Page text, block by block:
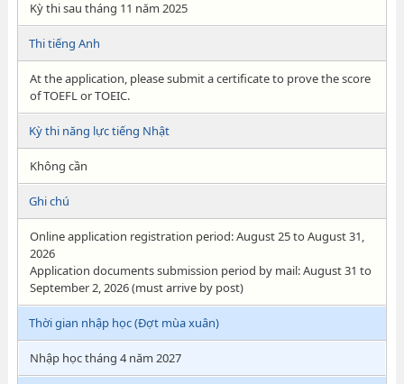
Kỳ thi sau tháng 11 năm 2025
Thi tiếng Anh
At the application, please submit a certificate to prove the score
of TOEFL or TOEIC.
Kỳ thi năng lực tiếng Nhật
Không cần
Ghi chú
Online application registration period: August 25 to August 31,
2026
Application documents submission period by mail: August 31 to
September 2, 2026 (must arrive by post)
Thời gian nhập học (Đợt mùa xuân)
Nhập học tháng 4 năm 2027